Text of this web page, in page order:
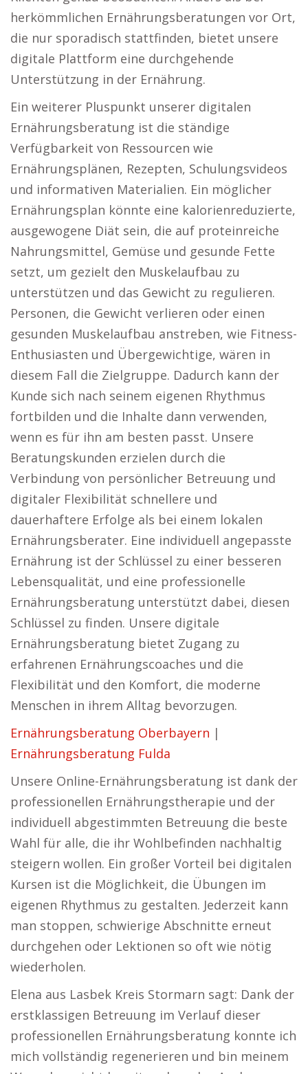
herkömmlichen Ernährungsberatungen vor Ort,
die nur sporadisch stattfinden, bietet unsere
digitale Plattform eine durchgehende
Unterstützung in der Ernährung.
Ein weiterer Pluspunkt unserer digitalen
Ernährungsberatung ist die ständige
Verfügbarkeit von Ressourcen wie
Ernährungsplänen, Rezepten, Schulungsvideos
und informativen Materialien. Ein möglicher
Ernährungsplan könnte eine kalorienreduzierte,
ausgewogene Diät sein, die auf proteinreiche
Nahrungsmittel, Gemüse und gesunde Fette
setzt, um gezielt den Muskelaufbau zu
unterstützen und das Gewicht zu regulieren.
Personen, die Gewicht verlieren oder einen
gesunden Muskelaufbau anstreben, wie Fitness-
Enthusiasten und Übergewichtige, wären in
diesem Fall die Zielgruppe. Dadurch kann der
Kunde sich nach seinem eigenen Rhythmus
fortbilden und die Inhalte dann verwenden,
wenn es für ihn am besten passt. Unsere
Beratungskunden erzielen durch die
Verbindung von persönlicher Betreuung und
digitaler Flexibilität schnellere und
dauerhaftere Erfolge als bei einem lokalen
Ernährungsberater. Eine individuell angepasste
Ernährung ist der Schlüssel zu einer besseren
Lebensqualität, und eine professionelle
Ernährungsberatung unterstützt dabei, diesen
Schlüssel zu finden. Unsere digitale
Ernährungsberatung bietet Zugang zu
erfahrenen Ernährungscoaches und die
Flexibilität und den Komfort, die moderne
Menschen in ihrem Alltag bevorzugen.
Ernährungsberatung Oberbayern |
Ernährungsberatung Fulda
Unsere Online-Ernährungsberatung ist dank der
professionellen Ernährungstherapie und der
individuell abgestimmten Betreuung die beste
Wahl für alle, die ihr Wohlbefinden nachhaltig
steigern wollen. Ein großer Vorteil bei digitalen
Kursen ist die Möglichkeit, die Übungen im
eigenen Rhythmus zu gestalten. Jederzeit kann
man stoppen, schwierige Abschnitte erneut
durchgehen oder Lektionen so oft wie nötig
wiederholen.
Elena aus Lasbek Kreis Stormarn sagt: Dank der
erstklassigen Betreuung im Verlauf dieser
professionellen Ernährungsberatung konnte ich
mich vollständig regenerieren und bin meinem